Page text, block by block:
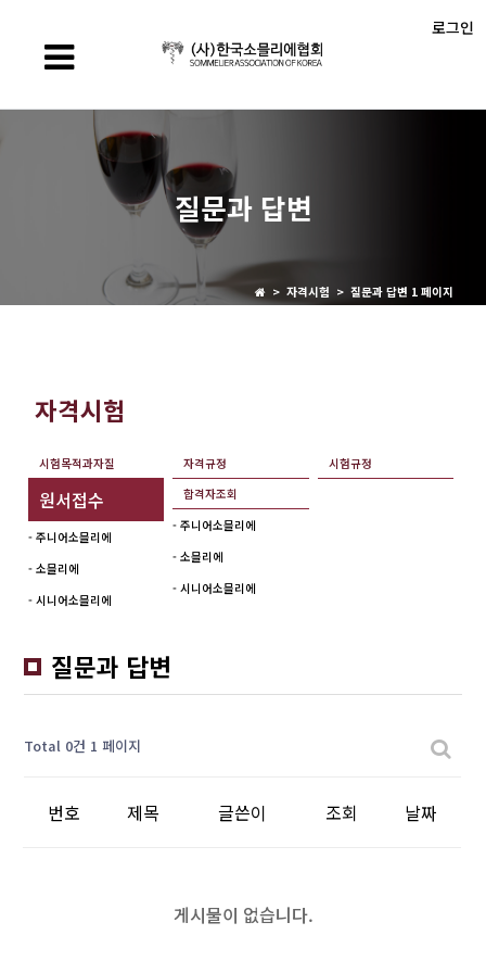
로그인
질문과 답변
> 자격시험 > 질문과 답변 1 페이지
자격시험
시험목적과자질 자격규정 시험규정
원서접수
- 주니어소믈리에
- 소믈리에
- 시니어소믈리에
합격자조회
- 주니어소믈리에
- 소믈리에
- 시니어소믈리에
질문과 답변
Total 0건 1 페이지
번호 제목 글쓴이 조회 날짜
게시물이 없습니다.